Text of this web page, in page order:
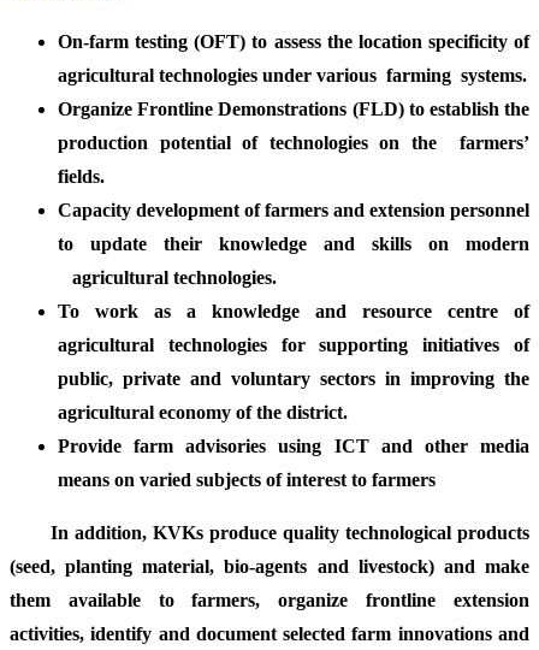
On-farm testing (OFT) to assess the location specificity of
agricultural technologies under various farming systems.
Organize Frontline Demonstrations (FLD) to establish the
production potential of technologies on the farmers’
fields.
Capacity development of farmers and extension personnel
to update their knowledge and skills on modern
agricultural technologies.
To work as a knowledge and resource centre of
agricultural technologies for supporting initiatives of
public, private and voluntary sectors in improving the
agricultural economy of the district.
Provide farm advisories using ICT and other media
means on varied subjects of interest to farmers
In addition, KVKs produce quality technological products
(seed, planting material, bio-agents and livestock) and make
them available to farmers, organize frontline extension
activities, identify and document selected farm innovations and